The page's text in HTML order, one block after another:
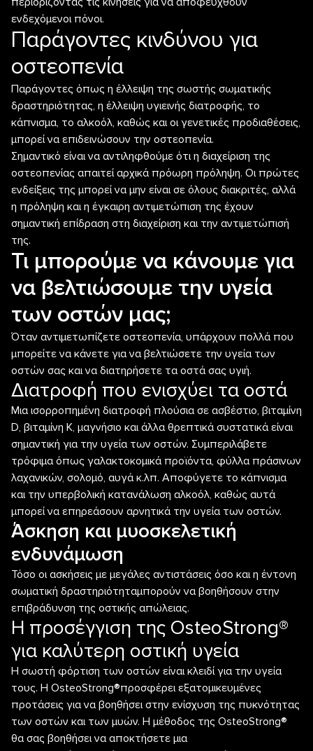
ενδεχόμενοι πόνοι.
Παράγοντες κινδύνου για
οστεοπενία
Παράγοντες όπως η έλλειψη της σωστής σωματικής
δραστηριότητας, η έλλειψη υγιεινής διατροφής, το
κάπνισμα, το αλκοόλ, καθώς και οι γενετικές προδιαθέσεις,
μπορεί να επιδεινώσουν την οστεοπενία.
Σημαντικό είναι να αντιληφθούμε ότι η διαχείριση της
οστεοπενίας απαιτεί αρχικά πρόωρη πρόληψη. Οι πρώτες
ενδείξεις της μπορεί να μην είναι σε όλους διακριτές, αλλά
η πρόληψη και η έγκαιρη αντιμετώπιση της έχουν
σημαντική επίδραση στη διαχείριση και την αντιμετώπισή
της.
Τι μπορούμε να κάνουμε για
να βελτιώσουμε την υγεία
των οστών μας;
Όταν αντιμετωπίζετε οστεοπενία, υπάρχουν πολλά που
μπορείτε να κάνετε για να βελτιώσετε την υγεία των
οστών σας και να διατηρήσετε τα οστά σας υγιή.
Διατροφή που ενισχύει τα οστά
Μια ισορροπημένη διατροφή πλούσια σε ασβέστιο, βιταμίνη
D, βιταμίνη Κ, μαγνήσιο και άλλα θρεπτικά συστατικά είναι
σημαντική για την υγεία των οστών. Συμπεριλάβετε
τρόφιμα όπως γαλακτοκομικά προϊόντα, φύλλα πράσινων
λαχανικών, σολομό, αυγά κ.λπ. Αποφύγετε το κάπνισμα
και την υπερβολική κατανάλωση αλκοόλ, καθώς αυτά
μπορεί να επηρεάσουν αρνητικά την υγεία των οστών.
Άσκηση και μυοσκελετική
ενδυνάμωση
Τόσο οι ασκήσεις με μεγάλες αντιστάσεις όσο και η έντονη
σωματική δραστηριότηταμπορούν να βοηθήσουν στην
επιβράδυνση της οστικής απώλειας.
Η προσέγγιση της OsteoStrong®
για καλύτερη οστική υγεία
Η σωστή φόρτιση των οστών είναι κλειδί για την υγεία
τους. Η OsteoStrong®προσφέρει εξατομικευμένες
προτάσεις για να βοηθήσει στην ενίσχυση της πυκνότητας
των οστών και των μυών. Η μέθοδος της OsteoStrong®
θα σας βοηθήσει να αποκτήσετε μια